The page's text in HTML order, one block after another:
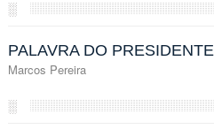
░
PALAVRA DO PRESIDENTE
Marcos Pereira
░